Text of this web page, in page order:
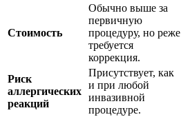
Стоимость
Обычно выше за
первичную
процедуру, но реже
требуется
коррекция.
Риск
аллергических
реакций
Присутствует, как
и при любой
инвазивной
процедуре.